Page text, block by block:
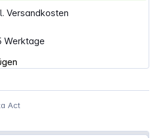
Versandkosten
Werktage
Act